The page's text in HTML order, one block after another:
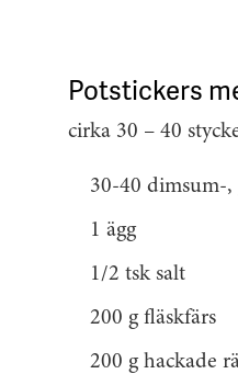
Potstickers
cirka 30 – 40
30-40 dimsum-
1 ägg
1/2 tsk salt
200 g fläskfärs
200 g hackade